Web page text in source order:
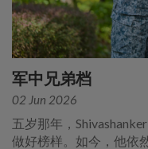
军中兄弟档
02 Jun 2026
五岁那年，
做好榜样。如今，他依